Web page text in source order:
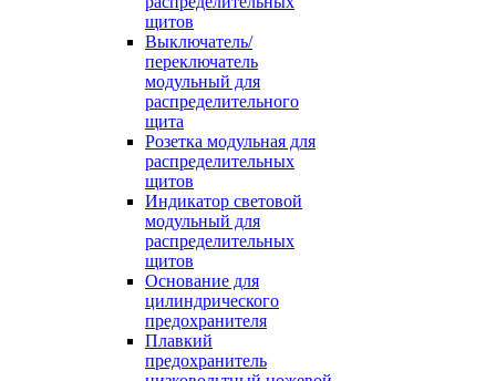
щитов
Выключатель/
переключатель
модульный для
распределительного
щита
Розетка модульная для
распределительных
щитов
Индикатор световой
модульный для
распределительных
щитов
Основание для
цилиндрического
предохранителя
Плавкий
предохранитель